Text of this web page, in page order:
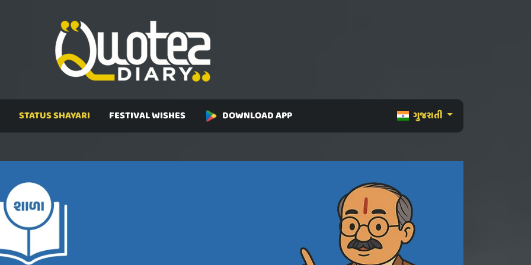
ગુજરાતી
STATUS SHAYARI FESTIVAL WISHES DOWNLOAD APP